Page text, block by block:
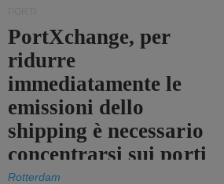
PortXchange, per
ridurre
immediatamente le
emissioni dello
shipping è necessario
concentrarsi sui porti
Rotterdam